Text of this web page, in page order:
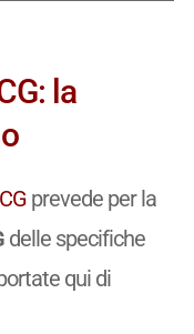
la
prevede per la
delle specifiche
qui di